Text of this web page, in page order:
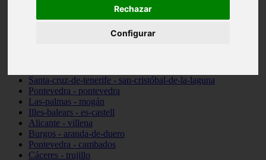
Rechazar
Configurar
Illes-balears - sant-antoni-de-portmany
Santa-cruz-de-tenerife - san-cristóbal-de-la-laguna
Pontevedra - pontevedra
Las-palmas - mogán
Illes-balears - es-castell
Alicante - villena
Burgos - aranda-de-duero
Pontevedra - cambados
Cáceres - trujillo